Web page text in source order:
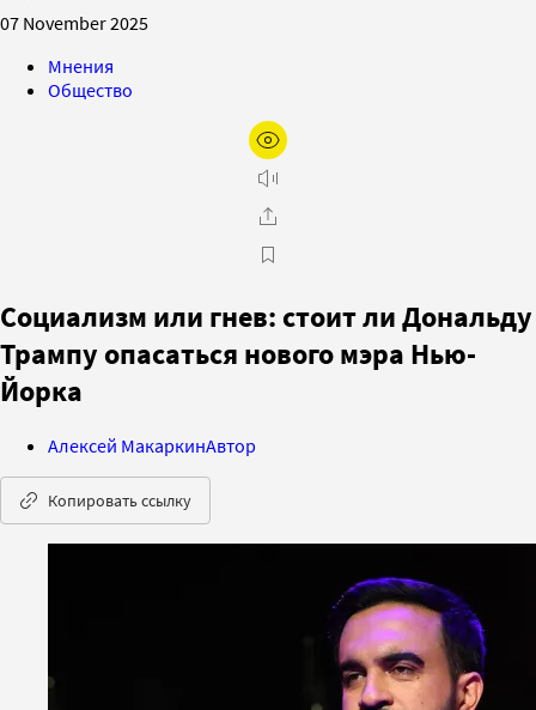
07 November 2025
Мнения
Общество
Социализм или гнев: стоит ли Дональду
Трампу опасаться нового мэра Нью-
Йорка
Алексей МакаркинАвтор
Копировать ссылку